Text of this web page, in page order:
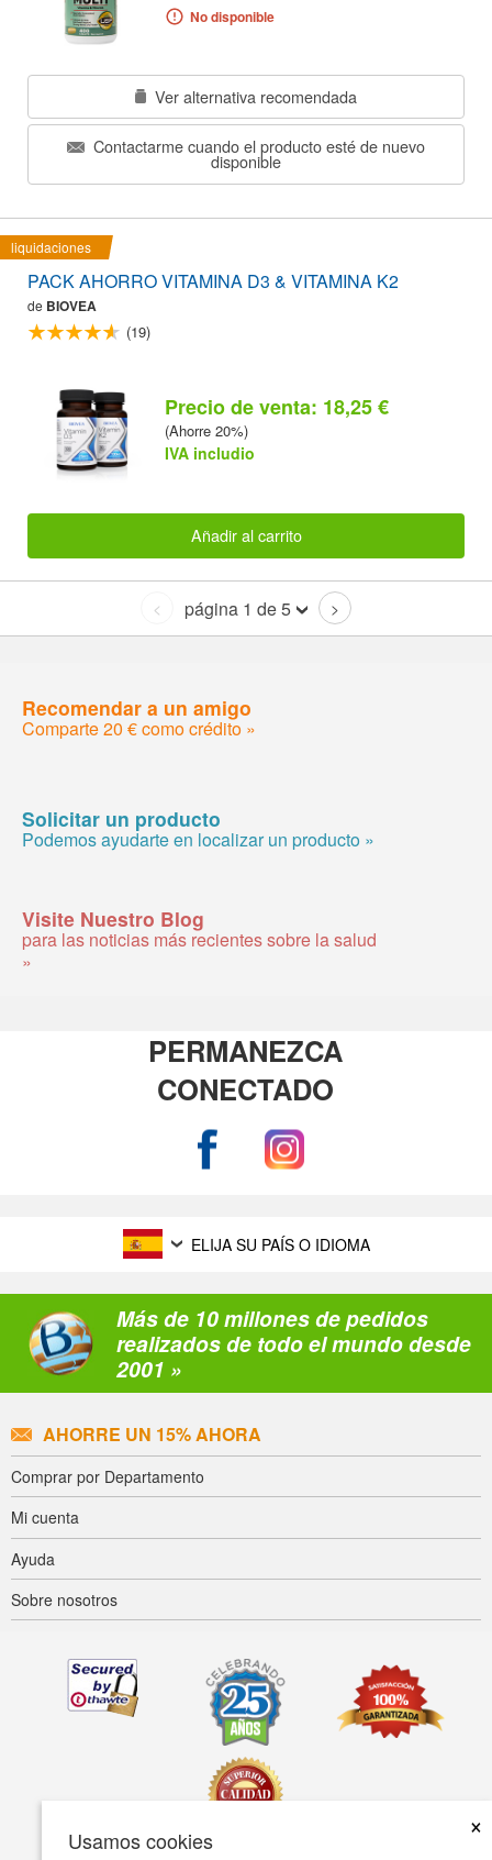
Usamos cookies
×
No disponible
Ver alternativa recomendada
Contactarme cuando el producto esté de nuevo
disponible
liquidaciones
PACK AHORRO VITAMINA D3 & VITAMINA K2
de BIOVEA
(19)
Precio de venta: 18,25 €
(Ahorre 20%)
IVA includio
Añadir al carrito
< página 1 de 5 >
Recomendar a un amigo
Comparte 20 € como crédito »
Solicitar un producto
Podemos ayudarte en localizar un producto »
Visite Nuestro Blog
para las noticias más recientes sobre la salud
»
PERMANEZCA
CONECTADO
ELIJA SU PAÍS O IDIOMA
Más de 10 millones de pedidos
realizados de todo el mundo desde
2001 »
AHORRE UN 15% AHORA
Comprar por Departamento
Mi cuenta
Ayuda
Sobre nosotros